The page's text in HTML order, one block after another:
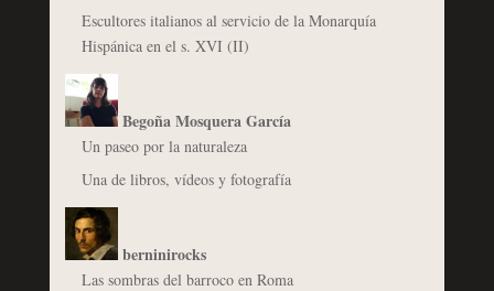
Escultores italianos al servicio de la Monarquía
Hispánica en el s. XVI (II)
Begoña Mosquera García
Un paseo por la naturaleza
Una de libros, vídeos y fotografía
berninirocks
Las sombras del barroco en Roma